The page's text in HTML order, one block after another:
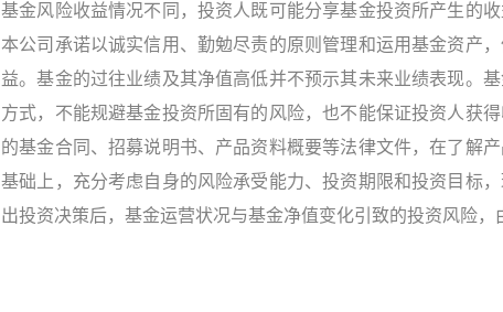
基金风险收益情况不同，投资人既可能分享基金投资所产生的
本公司承诺以诚实信用、勤勉尽责的原则管理和运用基金资产
益。基金的过往业绩及其净值高低并不预示其未来业绩表现。
方式，不能规避基金投资所固有的风险，也不能保证投资人获
的基金合同、招募说明书、产品资料概要等法律文件，在了解
基础上，充分考虑自身的风险承受能力、投资期限和投资目标
出投资决策后，基金运营状况与基金净值变化引致的投资风险，